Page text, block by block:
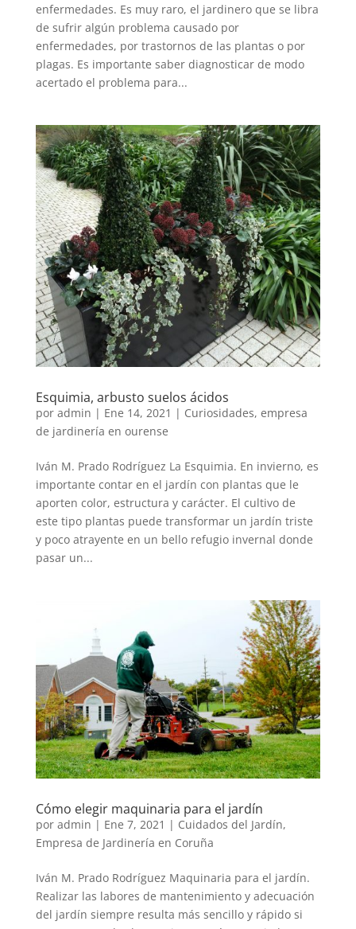
enfermedades. Es muy raro, el jardinero que se libra
de sufrir algún problema causado por
enfermedades, por trastornos de las plantas o por
plagas. Es importante saber diagnosticar de modo
acertado el problema para...
Esquimia, arbusto suelos ácidos
por admin | Ene 14, 2021 | Curiosidades, empresa
de jardinería en ourense
Iván M. Prado Rodríguez La Esquimia. En invierno, es
importante contar en el jardín con plantas que le
aporten color, estructura y carácter. El cultivo de
este tipo plantas puede transformar un jardín triste
y poco atrayente en un bello refugio invernal donde
pasar un...
Cómo elegir maquinaria para el jardín
por admin | Ene 7, 2021 | Cuidados del Jardín,
Empresa de Jardinería en Coruña
Iván M. Prado Rodríguez Maquinaria para el jardín.
Realizar las labores de mantenimiento y adecuación
del jardín siempre resulta más sencillo y rápido si